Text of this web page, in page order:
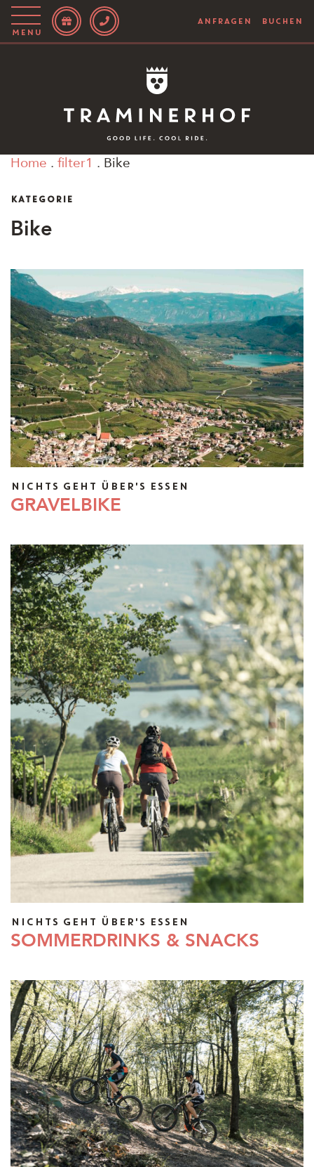
Story
Hotel
Rooms
Menu
ANFRAGEN BUCHEN
Home . filter1 . Bike
KATEGORIE
Bike
NICHTS GEHT ÜBER'S ESSEN
GRAVELBIKE
NICHTS GEHT ÜBER'S ESSEN
SOMMERDRINKS & SNACKS